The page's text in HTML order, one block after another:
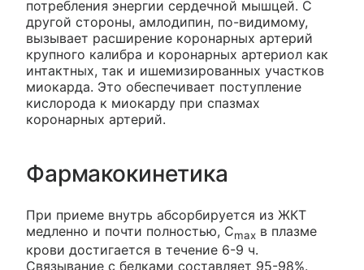
потребления энергии сердечной мышцей. С
другой стороны, амлодипин, по-видимому,
вызывает расширение коронарных артерий
крупного калибра и коронарных артериол как
интактных, так и ишемизированных участков
миокарда. Это обеспечивает поступление
кислорода к миокарду при спазмах
коронарных артерий.
Фармакокинетика
При приеме внутрь абсорбируется из ЖКТ
медленно и почти полностью, Cmax в плазме
крови достигается в течение 6-9 ч.
Связывание с белками составляет 95-98%.